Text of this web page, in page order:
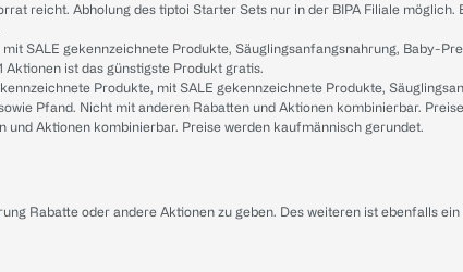
reicht. Abholung des tiptoi Starter Sets nur in der BIPA Filiale
SALE gekennzeichnete Produkte, Säuglingsanfangsnahrung, Baby-
ist das günstigste Produkt gratis.
Produkte, mit SALE gekennzeichnete Produkte,
Pfand. Nicht mit anderen Rabatten und Aktionen kombinierbar.
und Aktionen kombinierbar. Preise werden kaufmännisch gerundet.
Rabatte oder andere Aktionen zu geben. Des weiteren ist ebenfalls